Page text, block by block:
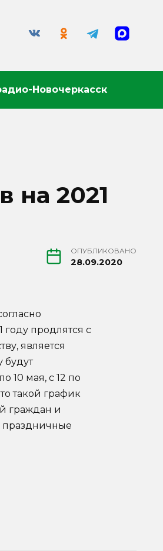
Новочеркасск
на 2021
ОПУБЛИКОВАНО
28.09.2020
продлятся с
является
будут
10 мая, с 12 по
такой график
граждан и
праздничные